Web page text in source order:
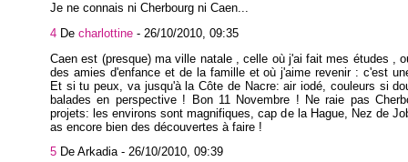
Je ne connais ni Cherbourg ni Caen...
4 De charlottine - 26/10/2010, 09:35
Caen est (presque) ma ville natale , celle où j'ai fait mes études ,
des amies d'enfance et de la famille et où j'aime revenir : c'est
Et si tu peux, va jusqu'à la Côte de Nacre: air iodé, couleurs si
balades en perspective ! Bon 11 Novembre ! Ne raie pas
projets: les environs sont magnifiques, cap de la Hague, Nez de
as encore bien des découvertes à faire !
5 De Arkadia - 26/10/2010, 09:39